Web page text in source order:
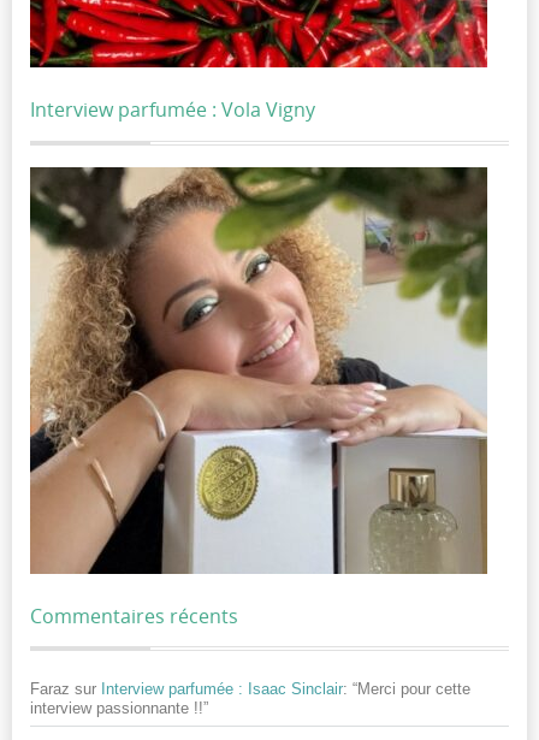
Interview parfumée : Vola Vigny
Commentaires récents
Faraz sur Interview parfumée : Isaac Sinclair: “Merci pour cette
interview passionnante !!”